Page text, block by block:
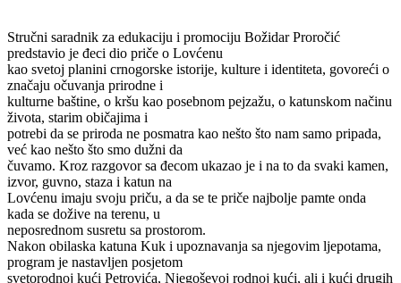
Stručni saradnik za edukaciju i promociju Božidar Proročić
predstavio je đeci dio priče o Lovćenu
kao svetoj planini crnogorske istorije, kulture i identiteta, govoreći o
značaju očuvanja prirodne i
kulturne baštine, o kršu kao posebnom pejzažu, o katunskom načinu
života, starim običajima i
potrebi da se priroda ne posmatra kao nešto što nam samo pripada,
već kao nešto što smo dužni da
čuvamo. Kroz razgovor sa đecom ukazao je i na to da svaki kamen,
izvor, guvno, staza i katun na
Lovćenu imaju svoju priču, a da se te priče najbolje pamte onda
kada se dožive na terenu, u
neposrednom susretu sa prostorom.
Nakon obilaska katuna Kuk i upoznavanja sa njegovim ljepotama,
program je nastavljen posjetom
svetorodnoj kući Petrovića, Njegoševoj rodnoj kući, ali i kući drugih